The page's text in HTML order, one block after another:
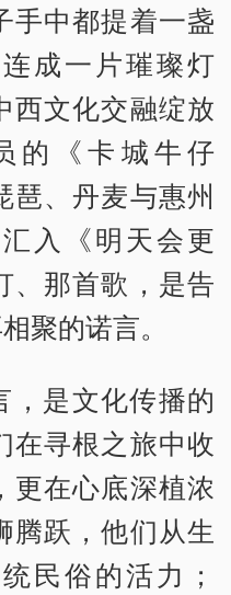
手中都提着一盏
成一片璀璨灯
西文化交融绽放
的《卡城牛仔
琶、丹麦与惠州
入《明天会更
、那首歌，是告
聚的诺言。
，是文化传播的
在寻根之旅中收
更在心底深植浓
腾跃，他们从生
民俗的活力；